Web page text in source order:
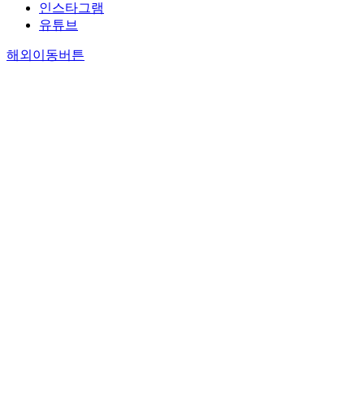
인스타그램
유튜브
해외이동버튼